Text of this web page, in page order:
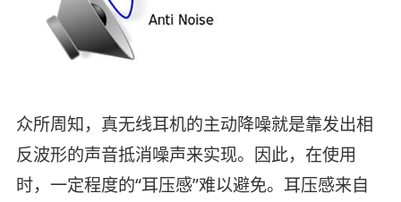
众所周知，真无线耳机的主动降噪就是靠发出相
反波形的声音抵消噪声来实现。因此，在使用
时，一定程度的“耳压感”难以避免。耳压感来自